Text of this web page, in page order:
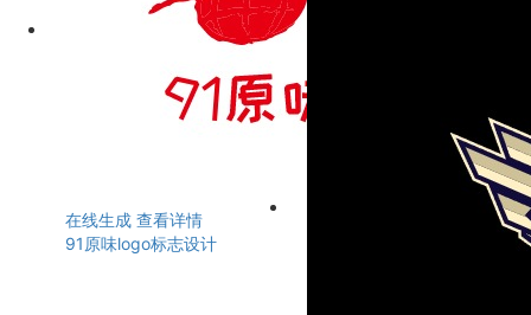
在线生成 查看详情
91原味logo标志设计